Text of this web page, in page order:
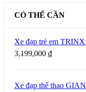
CÓ THỂ CẦN
Xe đạp trẻ em
3,199,000 ₫
Xe đạp thể thao